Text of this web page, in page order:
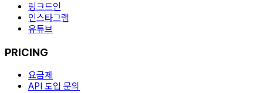
링크드인
인스타그램
유튜브
PRICING
요금제
API 도입 문의